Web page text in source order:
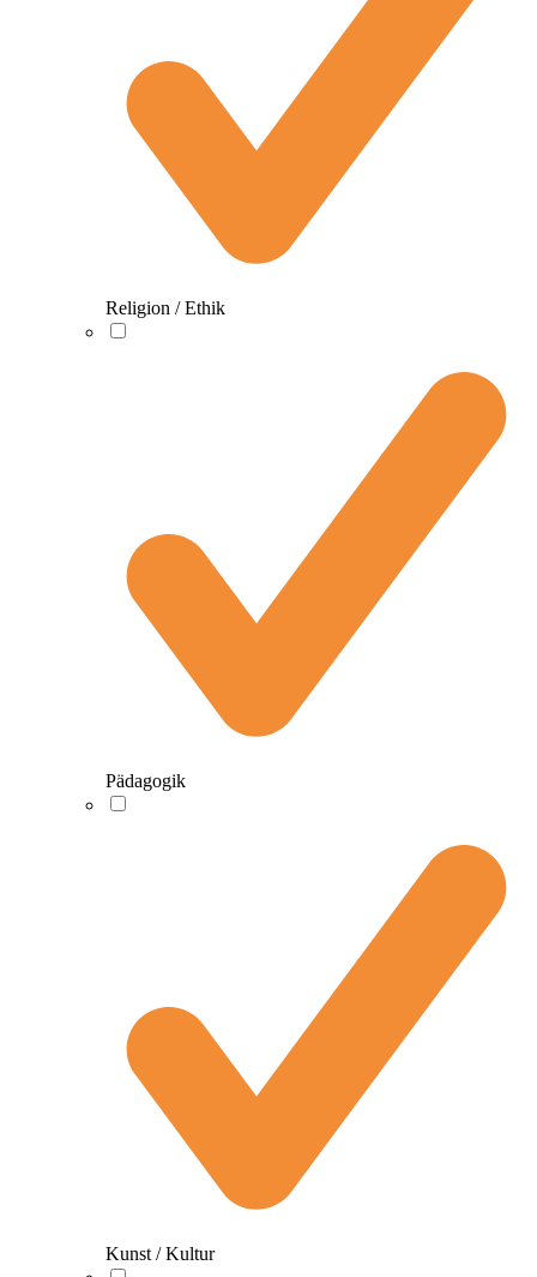
Religion / Ethik
Pädagogik
Kunst / Kultur